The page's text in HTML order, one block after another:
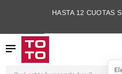
HASTA 12 CUOTAS